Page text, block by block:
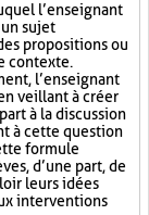
l’enseignant
sujet
propositions ou
contexte.
l’enseignant
veillant à créer
à la discussion
à cette question
formule
d’une part, de
leurs idées
interventions